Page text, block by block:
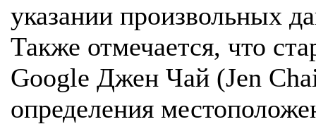
указании произвольных
Также отмечается, что
Google Джен Чай (Jen
определения